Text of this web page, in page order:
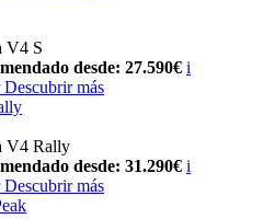
V4 S
desde: 27.590€ i
Descubrir más
V4 Rally
desde: 31.290€ i
Descubrir más